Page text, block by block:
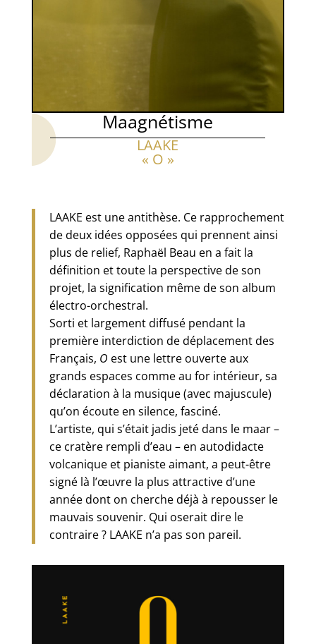
Maagnétisme
LAAKE
« O »
LAAKE est une antithèse. Ce rapprochement
de deux idées opposées qui prennent ainsi
plus de relief, Raphaël Beau en a fait la
définition et toute la perspective de son
projet, la signification même de son album
électro-orchestral.
Sorti et largement diffusé pendant la
première interdiction de déplacement des
Français, O est une lettre ouverte aux
grands espaces comme au for intérieur, sa
déclaration à la musique (avec majuscule)
qu’on écoute en silence, fasciné.
L’artiste, qui s’était jadis jeté dans le maar –
ce cratère rempli d’eau – en autodidacte
volcanique et pianiste aimant, a peut-être
signé là l’œuvre la plus attractive d’une
année dont on cherche déjà à repousser le
mauvais souvenir. Qui oserait dire le
contraire ? LAAKE n’a pas son pareil.